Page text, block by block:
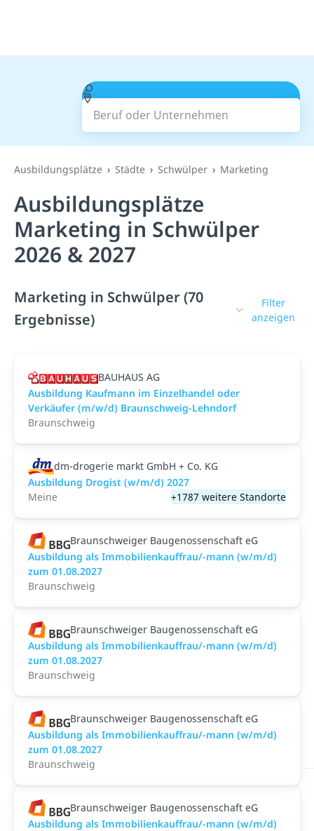
Beruf oder Unternehmen
Suchen
Ausbildungsplätze Städte Schwülper Marketing
Ausbildungsplätze
Marketing in Schwülper
2026 & 2027
Marketing in Schwülper (70
Ergebnisse)
Filter
anzeigen
BAUHAUS AG
Ausbildung Kaufmann im Einzelhandel oder
Verkäufer (m/w/d) Braunschweig-Lehndorf
Braunschweig
dm-drogerie markt GmbH + Co. KG
Ausbildung Drogist (w/m/d) 2027
Meine
+1787 weitere Standorte
Braunschweiger Baugenossenschaft eG
Ausbildung als Immobilienkauffrau/-mann (w/m/d)
zum 01.08.2027
Braunschweig
Braunschweiger Baugenossenschaft eG
Ausbildung als Immobilienkauffrau/-mann (w/m/d)
zum 01.08.2027
Braunschweig
Braunschweiger Baugenossenschaft eG
Ausbildung als Immobilienkauffrau/-mann (w/m/d)
zum 01.08.2027
Braunschweig
Braunschweiger Baugenossenschaft eG
Ausbildung als Immobilienkauffrau/-mann (w/m/d)